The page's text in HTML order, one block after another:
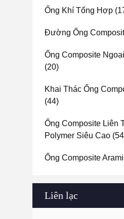
Ống Khí Tổng Hợp
Đường Ống
Ống Composite
(20)
Khai Thác Ống
(44)
Ống Composite Liên
Polymer Siêu Cao
Ống Composite
Liên lạc